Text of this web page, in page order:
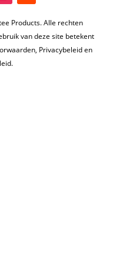
Products. Alle rechten
van deze site betekent
Privacybeleid en